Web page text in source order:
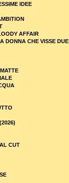
IDEE
AFFAIR
DONNA CHE VISSE DUE
CUT